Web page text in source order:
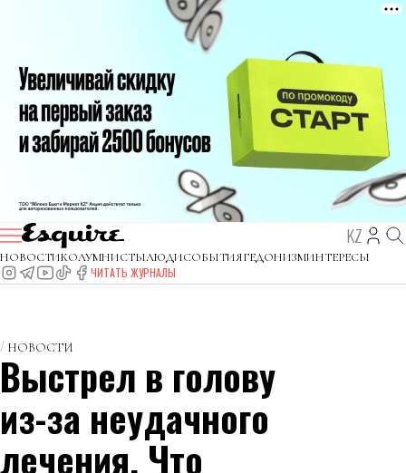
KZ
НОВОСТИКОЛУМНИСТЫЛЮДИСОБЫТИЯГЕДОНИЗМИНТЕРЕСЫ
ЧИТАТЬ ЖУРНАЛЫ
НОВОСТИ
Выстрел в голову
из-за неудачного
лечения. Что